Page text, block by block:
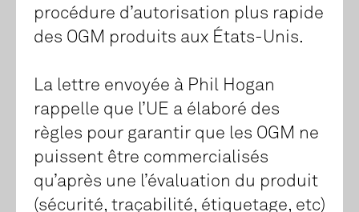
procédure d’autorisation plus rapide
des OGM produits aux États-Unis.
La lettre envoyée à Phil Hogan
rappelle que l’UE a élaboré des
règles pour garantir que les OGM ne
puissent être commercialisés
qu’après une l’évaluation du produit
(sécurité, traçabilité, étiquetage, etc)